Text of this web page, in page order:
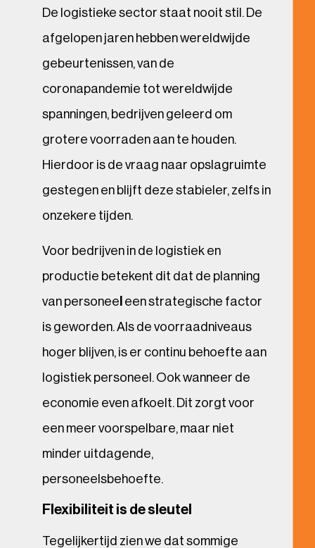
De logistieke sector staat nooit stil. De
afgelopen jaren hebben wereldwijde
gebeurtenissen, van de
coronapandemie tot wereldwijde
spanningen, bedrijven geleerd om
grotere voorraden aan te houden.
Hierdoor is de vraag naar opslagruimte
gestegen en blijft deze stabieler, zelfs in
onzekere tijden.
Voor bedrijven in de logistiek en
productie betekent dit dat de planning
van personee een strategische factor
is geworden. Als de voorraadniveaus
hoger blijven, is er continu behoefte aan
logistiek personeel. Ook wanneer de
economie even afkoelt. Dit zorgt voor
een meer voorspelbare, maar niet
minder uitdagende,
personeelsbehoefte.
Flexibiliteit is de sleutel
Tegelijkertijd zien we dat sommige